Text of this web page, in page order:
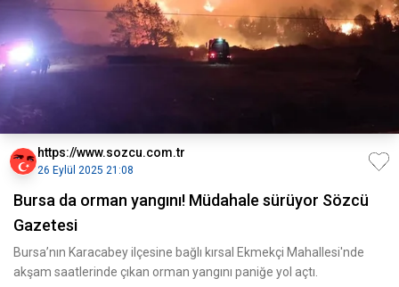
https://www.sozcu.com.tr
26 Eylül 2025 21:08
Bursa da orman yangını! Müdahale sürüyor Sözcü
Gazetesi
Bursa’nın Karacabey ilçesine bağlı kırsal Ekmekçi Mahallesi'nde
akşam saatlerinde çıkan orman yangını paniğe yol açtı.